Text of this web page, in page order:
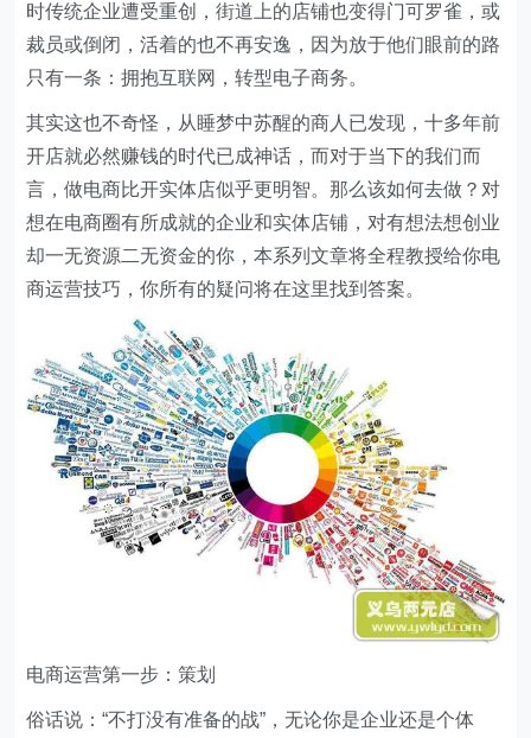
时传统企业遭受重创，街道上的店铺也变得门可罗雀，或
裁员或倒闭，活着的也不再安逸，因为放于他们眼前的路
只有一条：拥抱互联网，转型电子商务。
其实这也不奇怪，从睡梦中苏醒的商人已发现，十多年前
开店就必然赚钱的时代已成神话，而对于当下的我们而
言，做电商比开实体店似乎更明智。那么该如何去做？对
想在电商圈有所成就的企业和实体店铺，对有想法想创业
却一无资源二无资金的你，本系列文章将全程教授给你电
商运营技巧，你所有的疑问将在这里找到答案。
电商运营第一步：策划
俗话说：“不打没有准备的战”，无论你是企业还是个体